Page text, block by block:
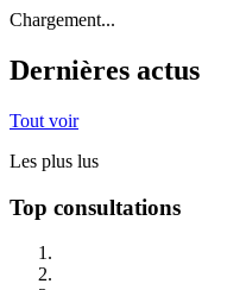
Chargement...
Dernières actus
Tout voir
Les plus lus
Top consultations